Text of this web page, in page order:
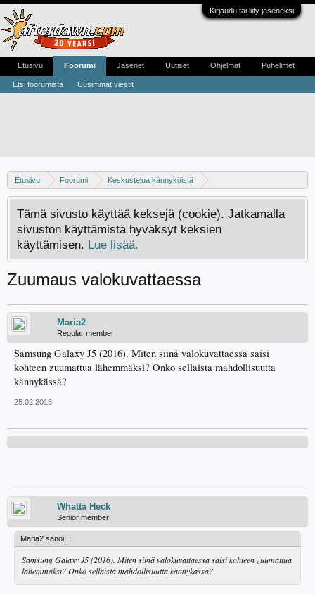
Kirjaudu tai liity jäseneksi
Etusivu Foorumi
Keskustelua kännyköistä
Android -keskustelu
Tämä sivusto käyttää keksejä (cookie). Jatkamalla
sivuston käyttämistä hyväksyt keksien
käyttämisen. Lue lisää.
Zuumaus valokuvattaessa
Maria2
Regular member
Samsung Galaxy J5 (2016). Miten siinä valokuvattaessa saisi
kohteen zuumattua lähemmäksi? Onko sellaista mahdollisuutta
kännykässä?
25.02.2018
Whatta Heck
Senior member
Maria2 sanoi: ↑
Samsung Galaxy J5 (2016). Miten siinä valokuvattaessa saisi kohteen zuumattua
lähemmäksi? Onko sellaista mahdollisuutta kännykässä?
Etusivu Foorumi
Etsi foorumista Uusimmat viestit
Jäsenet Uutiset Ohjelmat Puhelimet